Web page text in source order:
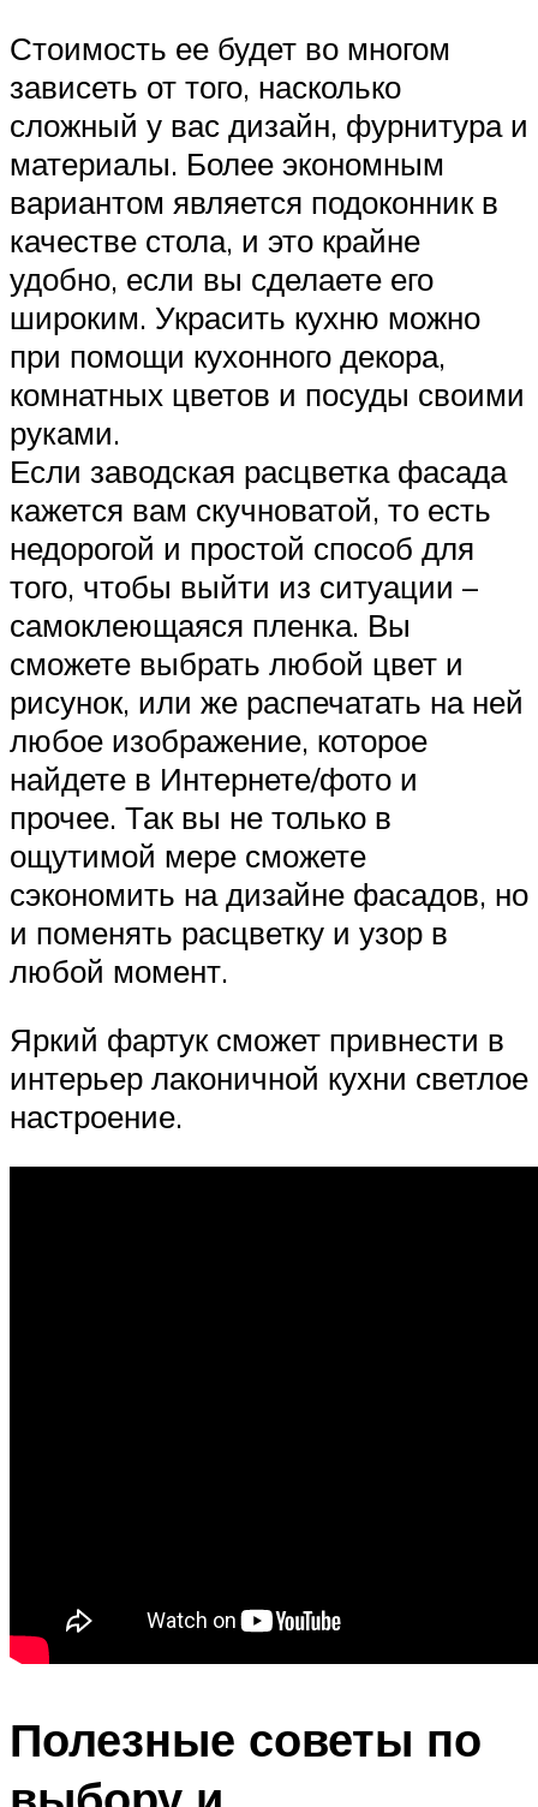
Стоимость ее будет во многом
зависеть от того, насколько
сложный у вас дизайн, фурнитура и
материалы. Более экономным
вариантом является подоконник в
качестве стола, и это крайне
удобно, если вы сделаете его
широким. Украсить кухню можно
при помощи кухонного декора,
комнатных цветов и посуды своими
руками.
Если заводская расцветка фасада
кажется вам скучноватой, то есть
недорогой и простой способ для
того, чтобы выйти из ситуации –
самоклеющаяся пленка. Вы
сможете выбрать любой цвет и
рисунок, или же распечатать на ней
любое изображение, которое
найдете в Интернете/фото и
прочее. Так вы не только в
ощутимой мере сможете
сэкономить на дизайне фасадов, но
и поменять расцветку и узор в
любой момент.
Яркий фартук сможет привнести в
интерьер лаконичной кухни светлое
настроение.
Полезные советы по